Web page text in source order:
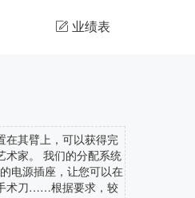
 业绩表
在其臂上，可以获得完
术家。 我们的分配系统
电源插座，让您可以在
术刀……根据要求，较